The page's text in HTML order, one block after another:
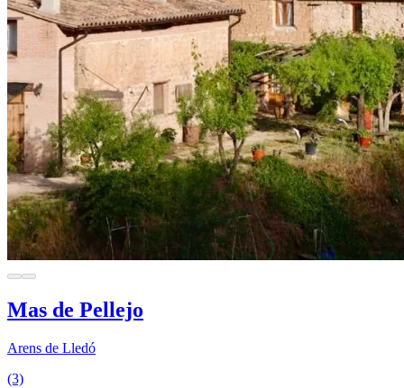
Mas de Pellejo
Arens de Lledó
(3)